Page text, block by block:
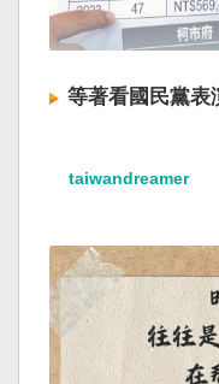
等著看國民黨表
taiwandreamer